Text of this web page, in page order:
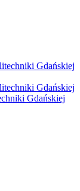
Gdańskiej